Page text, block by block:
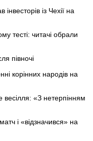
із Чехії на
тесті: читачі обрали
півночі
корінних народів на
«З нетерпінням
і «відзначився» на